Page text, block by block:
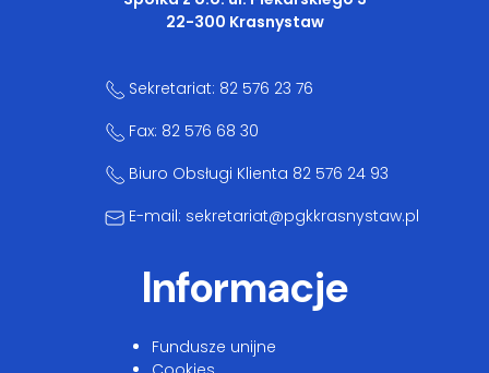
22-300 Krasnystaw
Sekretariat: 82 576 23 76
Fax: 82 576 68 30
Biuro Obsługi Klienta 82 576 24 93
E-mail: sekretariat@pgkkrasnystaw.pl
Informacje
Fundusze unijne